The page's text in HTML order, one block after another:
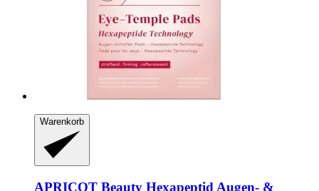
Warenkorb
APRICOT Beauty Hexapeptid Augen-​ &